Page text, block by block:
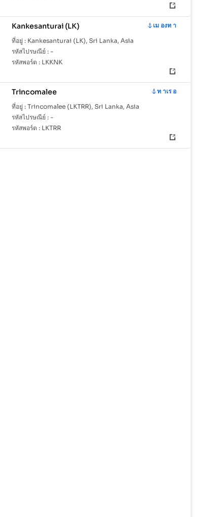
Kankesanturai (LK)
เม องท า
ที่อยู่ : Kankesanturai (LK), Sri Lanka, Asia
รหัสไปรษณีย์ : -
รหัสพอร์ต : LKKNK
Trincomalee
ท าเร อ
ที่อยู่ : Trincomalee (LKTRR), Sri Lanka, Asia
รหัสไปรษณีย์ : -
รหัสพอร์ต : LKTRR